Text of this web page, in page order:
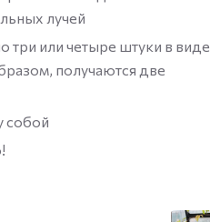
лучей
три или четыре штуки в виде
получаются две
собой